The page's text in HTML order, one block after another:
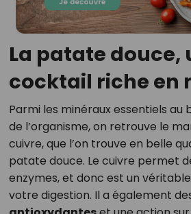
La patate douce,
cocktail riche en
Parmi les minéraux essentiels
de l’organisme, on retrouve le
cuivre, que l’on trouve en belle
patate douce. Le cuivre permet
enzymes, et donc est un
votre digestion. Il a également